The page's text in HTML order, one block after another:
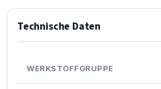
Technische Daten
WERKSTOFFGRUPPE